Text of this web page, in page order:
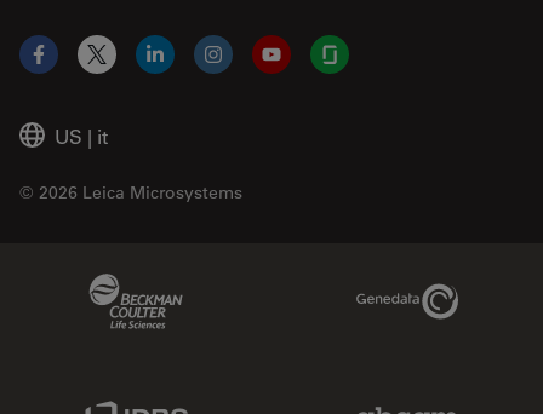
US | it
© 2026 Leica Microsystems
Facebook
X LinkedInInstagramYouTubeGlassdoor
Genedata Link